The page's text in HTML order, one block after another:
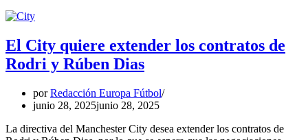
Guardiola
y
al
City
El City quiere extender los contratos de
Rodri y Rúben Dias
porRedacción Europa Fútbol
junio 28, 2025junio 28, 2025
La directiva del Manchester City desea extender los contratos de